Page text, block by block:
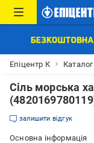
Епіцентр К Каталог
Сіль морська
залишити відгук
Основна інформація